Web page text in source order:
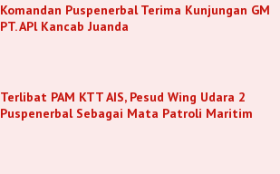
Komandan Puspenerbal Terima Kunjungan GM
PT. APl Kancab Juanda
Terlibat PAM KTT AIS, Pesud Wing Udara 2
Puspenerbal Sebagai Mata Patroli Maritim